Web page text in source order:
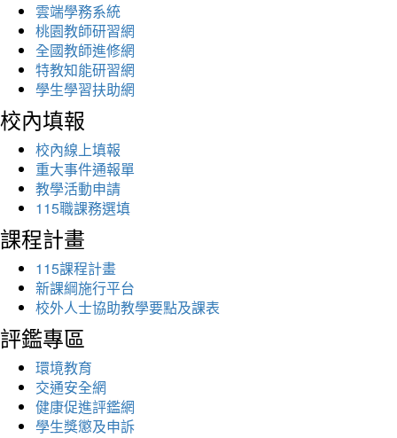
雲端學務系統
桃園教師研習網
全國教師進修網
特教知能研習網
學生學習扶助網
校內填報
校內線上填報
重大事件通報單
教學活動申請
115職課務選填
課程計畫
115課程計畫
新課綱施行平台
校外人士協助教學要點及課表
評鑑專區
環境教育
交通安全網
健康促進評鑑網
學生獎懲及申訴